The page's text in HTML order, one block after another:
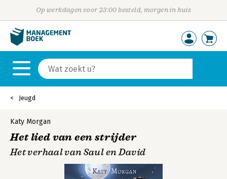
Op werkdagen voor 23:00 besteld, morgen in huis
Jeugd
Katy Morgan
Het lied van een strijder
Het verhaal van Saul en David